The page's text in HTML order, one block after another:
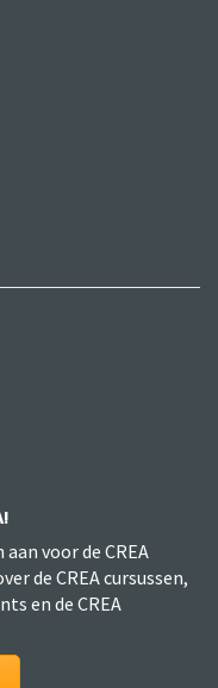
voor de CREA
de CREA cursussen,
en de CREA